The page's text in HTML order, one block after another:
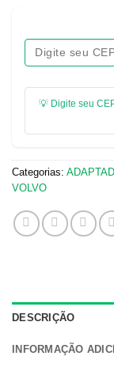
💡 Digite seu
Categorias:
VOLVO
DESCRIÇÃO
INFORMAÇÃO